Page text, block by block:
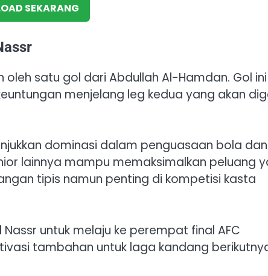
SEKARANG
satu gol dari Abdullah Al-Hamdan. Gol ini
menjelang leg kedua yang akan
dominasi dalam penguasaan bola dan
lainnya mampu memaksimalkan peluang
tipis namun penting di kompetisi kasta
untuk melaju ke perempat final AFC
tambahan untuk laga kandang